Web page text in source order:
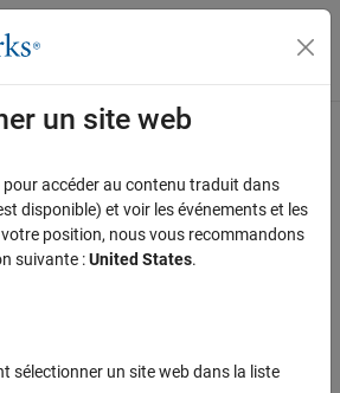
l'affichage du menu
un site web
pour accéder au contenu traduit dans
disponible) et voir les événements et les
position, nous vous recommandons
suivante :United States.
sélectionner un site web dans la liste